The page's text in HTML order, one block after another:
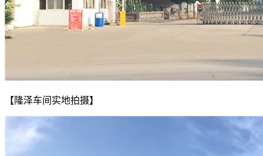
【隆泽车间实地拍摄】